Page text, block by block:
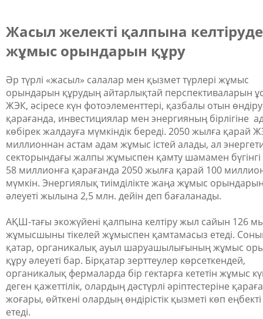
Жасыл желекті қалпына келтіруде
жұмыс орындарын құру
Әр түрлі «жасыл» салалар мен қызмет түрлері жұмыс
орындарын құрудың айтарлықтай перспективаларын
ЖЭК, әсіресе күн фотоэлементтері, қазбалы отын
қарағанда, инвестициялар мен энергияның бірлігіне
көбірек жалдауға мүмкіндік береді. 2050 жылға қарай
миллионнан астам адам жұмыс істей алады, ал
секторындағы жалпы жұмыспен қамту шамамен бүгінгі
58 миллионға қарағанда 2050 жылға қарай 100
мүмкін. Энергиялық тиімділікте жаңа жұмыс
әлеуеті жылына 2,5 млн. дейін деп бағаланады.
АҚШ-тағы экожүйені қалпына келтіру жыл сайын 126
жұмысшыны тікелей жұмыспен қамтамасыз етеді.
қатар, органикалық ауыл шаруашылығының жұмыс
құру әлеуеті бар. Бірқатар зерттеулер көрсеткендей,
органикалық фермаларда бір гектарға кететін жұмыс
деген қажеттілік, олардың дәстүрлі әріптестеріне
жоғары, өйткені олардың өндірістік қызметі көп
етеді.